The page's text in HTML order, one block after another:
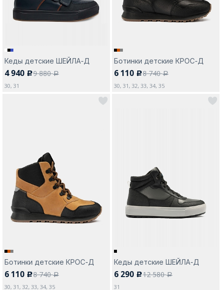
Кеды детские ШЕЙЛА-Д
4 940 c9 880a
30, 31
Ботинки детские КРОС-Д
6 110 c8 740a
30, 31, 32, 33, 34, 35
Ботинки детские КРОС-Д
6 110 c8 740a
30, 31, 32, 33, 34, 35
Кеды детские ШЕЙЛА-Д
6 290 c12 580a
31